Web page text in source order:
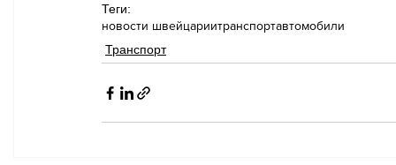
Теги:
новости швейцариитранспортавтомобили
Транспорт